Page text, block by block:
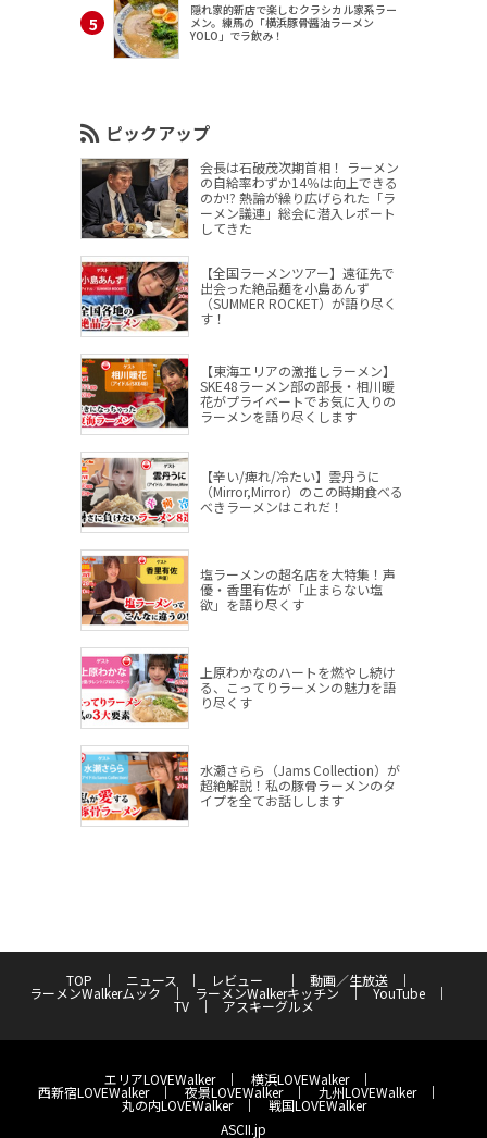
隠れ家的新店で楽しむクラシカル家系ラー
メン。練馬の「横浜豚骨醤油ラーメン
YOLO」でラ飲み！
ピックアップ
会長は石破茂次期首相！ ラーメン
の自給率わずか14％は向上できる
のか!? 熱論が繰り広げられた「ラ
ーメン議連」総会に潜入レポート
してきた
【全国ラーメンツアー】遠征先で
出会った絶品麺を小島あんず
（SUMMER ROCKET）が語り尽く
す！
【東海エリアの激推しラーメン】
SKE48ラーメン部の部長・相川暖
花がプライベートでお気に入りの
ラーメンを語り尽くします
【辛い/痺れ/冷たい】雲丹うに
（Mirror,Mirror）のこの時期食べる
べきラーメンはこれだ！
塩ラーメンの超名店を大特集！声
優・香里有佐が「止まらない塩
欲」を語り尽くす
上原わかなのハートを燃やし続け
る、こってりラーメンの魅力を語
り尽くす
水瀬さらら（Jams Collection）が
超絶解説！私の豚骨ラーメンのタ
イプを全てお話しします
TOP ニュース レビュー 動画／生放送
ラーメンWalkerムック ラーメンWalkerキッチン YouTube
TV アスキーグルメ
エリアLOVEWalker 横浜LOVEWalker
西新宿LOVEWalker 夜景LOVEWalker 九州LOVEWalker
丸の内LOVEWalker
戦国LOVEWalker
ASCII.jp